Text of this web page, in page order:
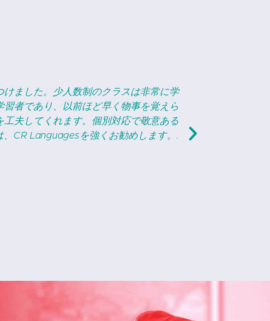
間ロシア語を学んでおり、急速な進歩
境を作ってくれます…息子は実際に授業
りを心から気にかけてくれます。確か
ださい。きっと満足されるでしょう。.